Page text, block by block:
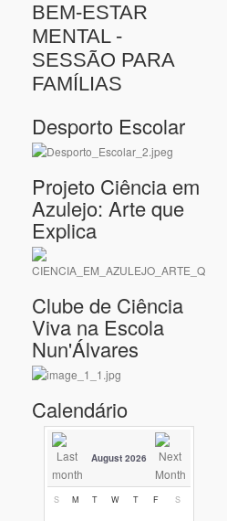
BEM-ESTAR
MENTAL -
SESSÃO PARA
FAMÍLIAS
Desporto Escolar
Projeto Ciência em
Azulejo: Arte que
Explica
Clube de Ciência
Viva na Escola
Nun'Álvares
Calendário
August 2026
S M T W T F S